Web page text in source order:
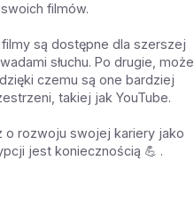
filmów.
są dostępne dla szerszej
słuchu. Po drugie, może
czemu są one bardziej
takiej jak YouTube.
o rozwoju swojej kariery jako
jest koniecznością 💪 .